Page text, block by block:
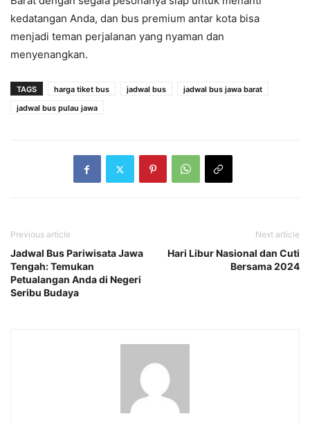
kedatangan Anda, dan bus premium antar kota bisa
menjadi teman perjalanan yang nyaman dan
menyenangkan.
TAGS harga tiket bus jadwal bus
jadwal bus jawa barat
jadwal bus pulau jawa
Previous article
Jadwal Bus Pariwisata Jawa
Tengah: Temukan
Petualangan Anda di Negeri
Seribu Budaya
Next article
Hari Libur Nasional dan Cuti
Bersama 2024